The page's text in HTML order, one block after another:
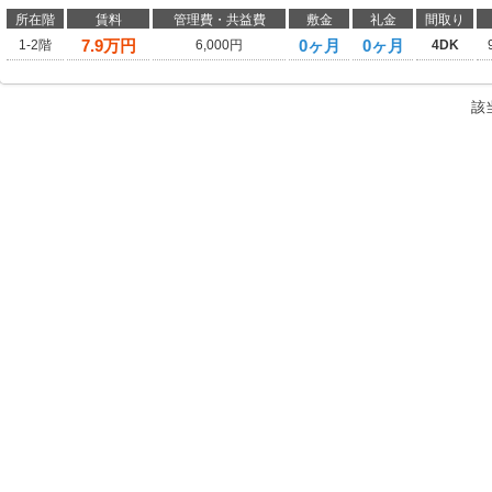
所在階 賃料 管理費・共益費 敷金 礼金
間取り
1-2階
7.9万円 6,000円 0ヶ月 0ヶ月 4DK
該